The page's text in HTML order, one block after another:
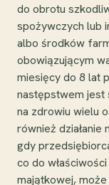
do obrotu
spożywczych lub
albo środków
obowiązującym
miesięcy do 8 lat
następstwem jest
na zdrowiu wielu
również działanie
gdy
co do
majątkowej,